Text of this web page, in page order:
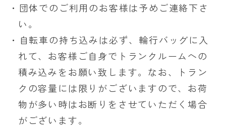
・団体でのご利用のお客様は予めご連絡下さ
い。
・自転車の持ち込みは必ず、輪行バッグに入
れて、お客様ご自身でトランクルームヘの
積み込みをお願い致します。なお、トラン
クの容量には限りがございますので、お荷
物が多い時はお断りをさせていただく場合
がございます。